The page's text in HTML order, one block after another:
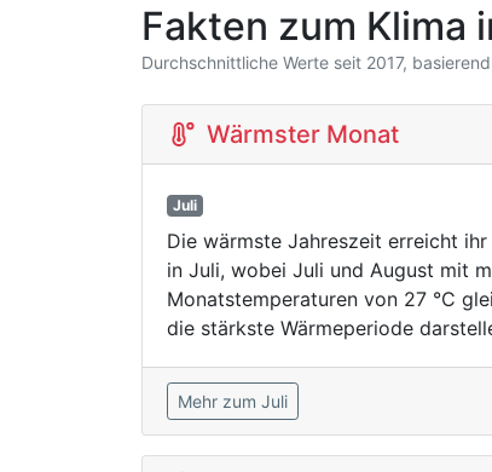
Fakten zum Klima
Durchschnittliche Werte seit 2017,
Wärmster Monat
Juli
Die wärmste Jahreszeit erreicht ihr
in Juli, wobei Juli und August mit
Monatstemperaturen von 27 °C
die stärkste Wärmeperiode
Mehr zum Juli